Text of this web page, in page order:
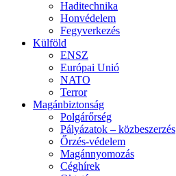
Haditechnika
Honvédelem
Fegyverkezés
Külföld
ENSZ
Európai Unió
NATO
Terror
Magánbiztonság
Polgárőrség
Pályázatok – közbeszerzés
Őrzés-védelem
Magánnyomozás
Céghírek